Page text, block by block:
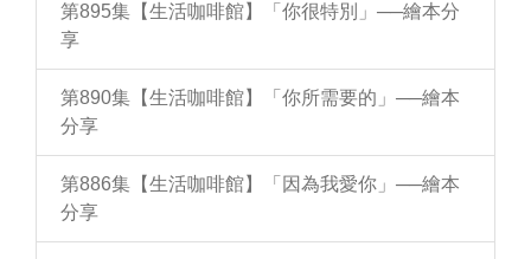
第895集【生活咖啡館】「你很特別」──繪本分
享
第890集【生活咖啡館】「你所需要的」──繪本
分享
第886集【生活咖啡館】「因為我愛你」──繪本
分享